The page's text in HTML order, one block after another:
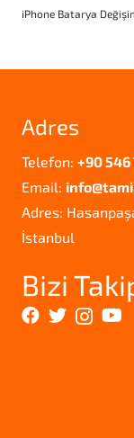
iPhone Batarya
Adres
Telefon: +90 546
Email:
Adres:
İstanbul
Bizi